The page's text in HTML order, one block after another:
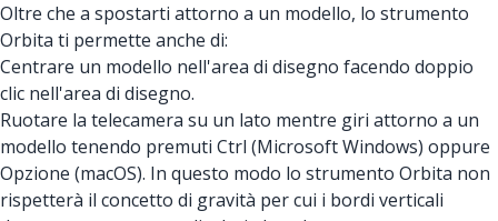
Oltre che a spostarti attorno a un modello, lo strumento
Orbita ti permette anche di:
Centrare un modello nell'area di disegno facendo doppio
clic nell'area di disegno.
Ruotare la telecamera su un lato mentre giri attorno a un
modello tenendo premuti Ctrl (Microsoft Windows) oppure
Opzione (macOS). In questo modo lo strumento Orbita non
rispetterà il concetto di gravità per cui i bordi verticali